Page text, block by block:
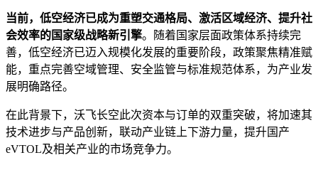
当前，低空经济已成为重塑交通格局、激活区域经济、提升社
会效率的国家级战略新引擎。随着国家层面政策体系持续完
善，低空经济已迈入规模化发展的重要阶段，政策聚焦精准赋
能，重点完善空域管理、安全监管与标准规范体系，为产业发
展明确路径。
在此背景下，沃飞长空此次资本与订单的双重突破，将加速其
技术进步与产品创新，联动产业链上下游力量，提升国产
eVTOL及相关产业的市场竞争力。